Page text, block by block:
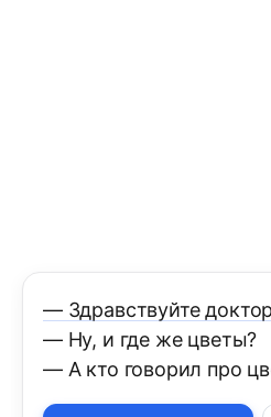
— Здравствуйте
— Ну, и где же цветы?
— А кто говорил про